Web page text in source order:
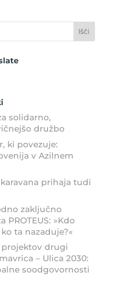
solidarno,
družbo
ki povezuje:
v Azilnem
prihaja tudi
zaključno
PROTEUS: »Kdo
ta nazaduje?«
projektov drugi
– Ulica 2030:
soodgovornosti